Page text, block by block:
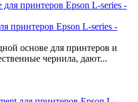
принтеров Epson L-series -
основе для принтеров и
чернила, дают...